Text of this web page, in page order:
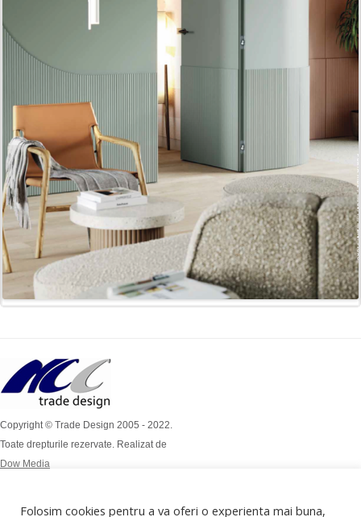
Copyright © Trade Design 2005 - 2022.
Toate drepturile rezervate. Realizat de
Dow Media
Folosim cookies pentru a va oferi o experienta mai buna,